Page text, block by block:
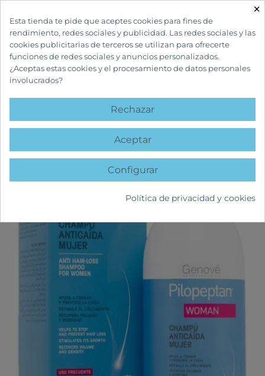
INICIO CUIDADOS CAPILARES
favorite
×
Esta tienda te pide que aceptes cookies para fines de
rendimiento, redes sociales y publicidad. Las redes sociales y las
cookies publicitarias de terceros se utilizan para ofrecerte
funciones de redes sociales y anuncios personalizados.
¿Aceptas estas cookies y el procesamiento de datos personales
involucrados?
Rechazar
Aceptar
Configurar
Política de privacidad y cookies